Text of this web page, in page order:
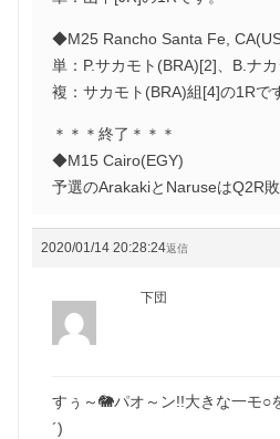
◆M25 Rancho Santa Fe,
単：P.サカモト(BRA)[2]、B.ナ
複：サカモト(BRA)組[4]の1Rで
＊＊＊終了＊＊＊
◆M15 Cairo(EGY)
予選のArakakiとNaruseはQ2R敗
2020/01/14 20:28:24返信
下団
すぅ～🐘パオ～ン!!大きな一モ○
´)ゞ